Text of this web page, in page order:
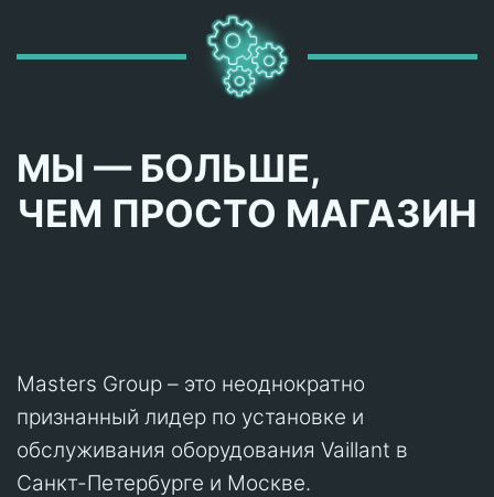
МЫ — БОЛЬШЕ,
ЧЕМ ПРОСТО МАГАЗИН
Masters Group – это неоднократно
признанный лидер по установке и
обслуживания оборудования Vaillant в
Санкт-Петербурге и Москве.